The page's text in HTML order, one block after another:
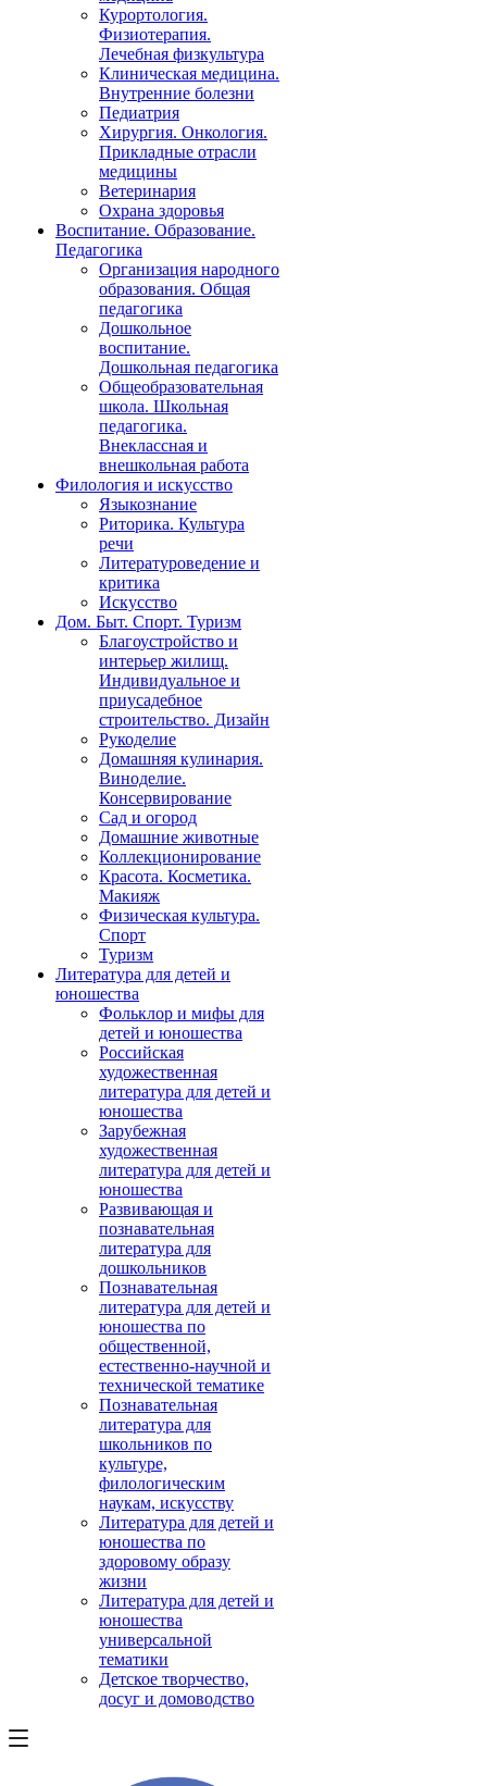
Курортология.
Физиотерапия.
Лечебная физкультура
Клиническая медицина.
Внутренние болезни
Педиатрия
Хирургия. Онкология.
Прикладные отрасли
медицины
Ветеринария
Охрана здоровья
Воспитание. Образование.
Педагогика
Организация народного
образования. Общая
педагогика
Дошкольное
воспитание.
Дошкольная педагогика
Общеобразовательная
школа. Школьная
педагогика.
Внеклассная и
внешкольная работа
Филология и искусство
Языкознание
Риторика. Культура
речи
Литературоведение и
критика
Искусство
Дом. Быт. Спорт. Туризм
Благоустройство и
интерьер жилищ.
Индивидуальное и
приусадебное
строительство. Дизайн
Рукоделие
Домашняя кулинария.
Виноделие.
Консервирование
Сад и огород
Домашние животные
Коллекционирование
Красота. Косметика.
Макияж
Физическая культура.
Спорт
Туризм
Литература для детей и
юношества
Фольклор и мифы для
детей и юношества
Российская
художественная
литература для детей и
юношества
Зарубежная
художественная
литература для детей и
юношества
Развивающая и
познавательная
литература для
дошкольников
Познавательная
литература для детей и
юношества по
общественной,
естественно-научной и
технической тематике
Познавательная
литература для
школьников по
культуре,
филологическим
наукам, искусству
Литература для детей и
юношества по
здоровому образу
жизни
Литература для детей и
юношества
универсальной
тематики
Детское творчество,
досуг и домоводство